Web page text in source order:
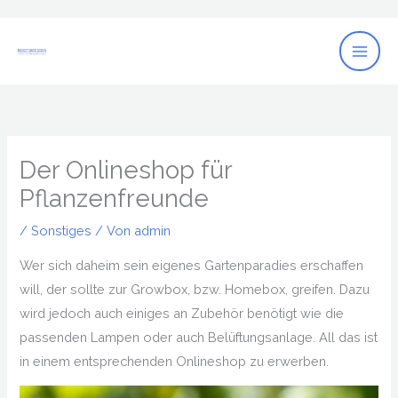
springen
Der Onlineshop für
Pflanzenfreunde
/Sonstiges / Von admin
Wer sich daheim sein eigenes Gartenparadies erschaffen
will, der sollte zur Growbox, bzw. Homebox, greifen. Dazu
wird jedoch auch einiges an Zubehör benötigt wie die
passenden Lampen oder auch Belüftungsanlage. All das ist
in einem entsprechenden Onlineshop zu erwerben.